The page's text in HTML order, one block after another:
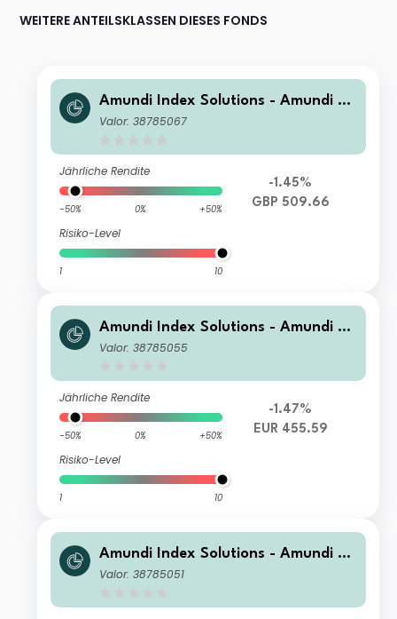
WEITERE ANTEILSKLASSEN DIESES FONDS
Amundi Index Solutions - Amundi JP
X-Nikkei 400 UCITS ETF-C GBP Hed
Valor: 38785067
Jährliche Rendite
-50% 0% +50%
Risiko-Level
1 10
-1.45%
GBP 509.66
Amundi Index Solutions - Amundi JP
X-Nikkei 400 UCITS ETF-C EUR Hed
Valor: 38785055
Jährliche Rendite
-50% 0% +50%
Risiko-Level
1 10
-1.47%
EUR 455.59
Amundi Index Solutions - Amundi JP
X-Nikkei 400 UCITS ETF-C JPY
Valor: 38785051